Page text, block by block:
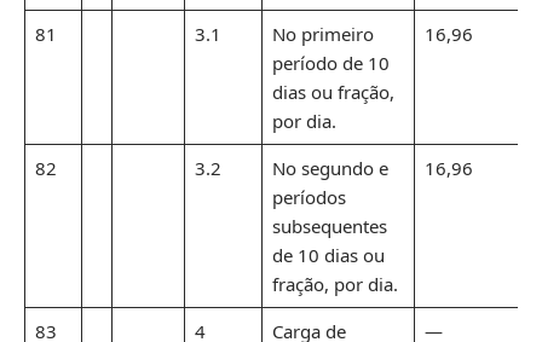
81 3.1
No primeiro
período de 10
dias ou fração,
por dia.
16,96
82 3.2
No segundo e
períodos
subsequentes
de 10 dias ou
fração, por dia.
16,96
83 4 Carga de —